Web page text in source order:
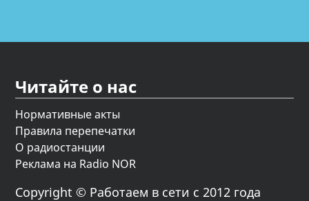
Читайте о нас
Нормативные акты
Правила перепечатки
О радиостанции
Реклама на Radio NOR
Copyright © Работаем в сети с 2012 года